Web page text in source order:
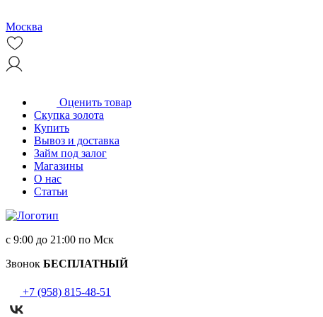
Москва
Оценить товар
Скупка золота
Купить
Вывоз и доставка
Займ под залог
Магазины
О нас
Статьи
с 9:00 до 21:00 по Мск
Звонок БЕСПЛАТНЫЙ
+7 (958) 815-48-51